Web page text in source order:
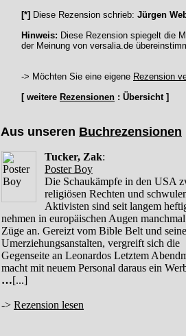
[*] Diese Rezension schrieb: Jürgen
Hinweis: Diese Rezension spiegelt die
der Meinung von versalia.de
-> Möchten Sie eine eigene Rezension
[ weitere Rezensionen : Übersicht ]
Aus unseren Buchrezensionen
Tucker, Zak:
Poster Boy
Die Schaukämpfe in den USA
religiösen Rechten und
Aktivisten sind seit langem
nehmen in europäischen Augen
Züge an. Gereizt vom Bible Belt und
Umerziehungsanstalten, vergreift sich die
Gegenseite an Leonardos Letztem
macht mit neuem Personal daraus ein
…[...]
-> Rezension lesen